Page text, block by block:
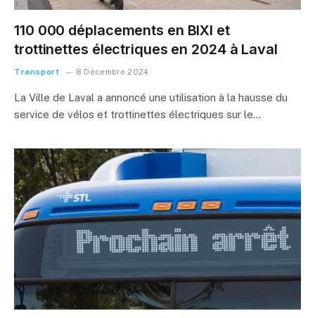
110 000 déplacements en BIXI et
trottinettes électriques en 2024 à Laval
Transport 8 Décembre 2024
La Ville de Laval a annoncé une utilisation à la hausse du
service de vélos et trottinettes électriques sur le…